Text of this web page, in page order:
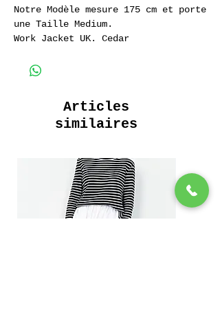
Notre Modèle mesure 175 cm et porte
une Taille Medium.
Work Jacket UK. Cedar
Articles
similaires